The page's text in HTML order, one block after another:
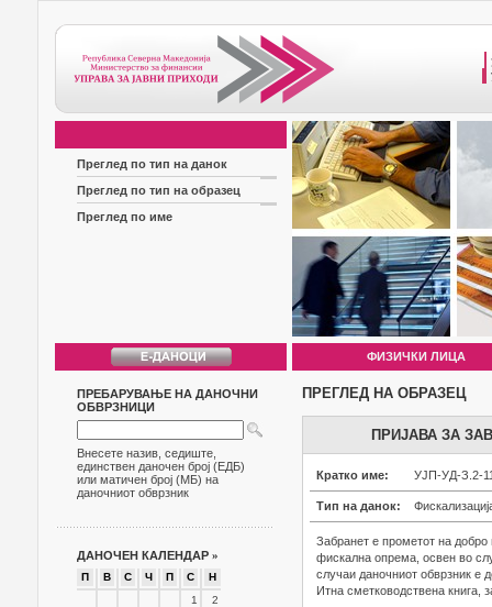
Преглед по тип на данок
Преглед по тип на образец
Преглед по име
ФИЗИЧКИ ЛИЦА
ПРЕБАРУВАЊЕ НА ДАНОЧНИ
ОБВРЗНИЦИ
Внесете назив, седиште,
единствен даночен број (ЕДБ)
или матичен број (МБ) на
даночниот обврзник
ДАНОЧЕН КАЛЕНДАР »
П В С Ч П С
Н
1
2
ПРЕГЛЕД НА ОБРАЗЕЦ
ПРИЈАВА ЗА
Кратко име: УЈП-УД-З.2-
Тип на данок:
Забранет е прометот на
фискална опрема, освен во
случаи даночниот обврзник е
Итна сметководствена книга,